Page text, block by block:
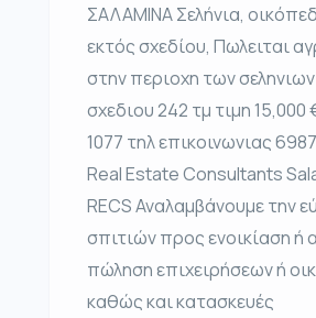
ΣΑΛΑΜΙΝΑ Σελήνια,
εκτός σχεδίου, Πωλειται
στην περιοχη των
σχεδιου 242 τμ τιμη 15,000
1077 τηλ επικοινωνιας
Real Estate Consultants
RECS Αναλαμβάνουμε την
σπιτιών προς ενοικίαση ή
πώληση επιχειρήσεων ή
καθώς και κατασκευές